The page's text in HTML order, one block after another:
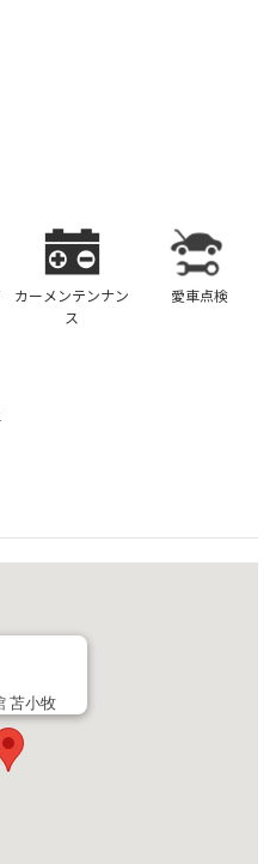
カーメンテンナン
ス
愛車点検
苫小牧